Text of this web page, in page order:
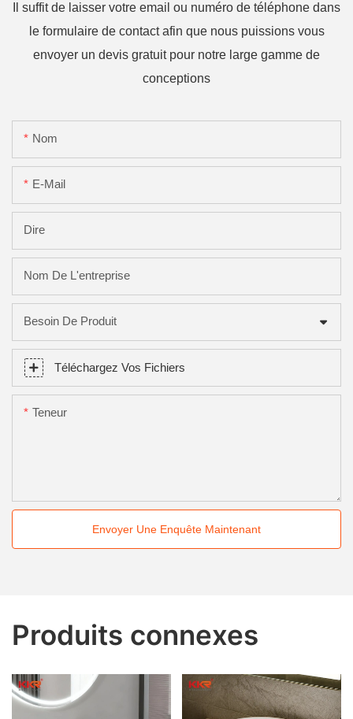
Il suffit de laisser votre email ou numéro de téléphone dans
le formulaire de contact afin que nous puissions vous
envoyer un devis gratuit pour notre large gamme de
conceptions
Nom
E-Mail
Dire
Nom De L'entreprise
Besoin De Produit
Téléchargez Vos Fichiers
Teneur
Envoyer Une Enquête Maintenant
Produits connexes